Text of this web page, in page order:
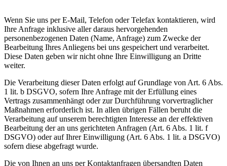
Wenn Sie uns per E-Mail, Telefon oder Telefax kontaktieren, wird
Ihre Anfrage inklusive aller daraus hervorgehenden
personenbezogenen Daten (Name, Anfrage) zum Zwecke der
Bearbeitung Ihres Anliegens bei uns gespeichert und verarbeitet.
Diese Daten geben wir nicht ohne Ihre Einwilligung an Dritte
weiter.
Die Verarbeitung dieser Daten erfolgt auf Grundlage von Art. 6 Abs.
1 lit. b DSGVO, sofern Ihre Anfrage mit der Erfüllung eines
Vertrags zusammenhängt oder zur Durchführung vorvertraglicher
Maßnahmen erforderlich ist. In allen übrigen Fällen beruht die
Verarbeitung auf unserem berechtigten Interesse an der effektiven
Bearbeitung der an uns gerichteten Anfragen (Art. 6 Abs. 1 lit. f
DSGVO) oder auf Ihrer Einwilligung (Art. 6 Abs. 1 lit. a DSGVO)
sofern diese abgefragt wurde.
Die von Ihnen an uns per Kontaktanfragen übersandten Daten